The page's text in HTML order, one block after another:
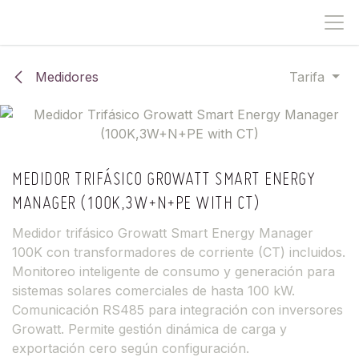
Medidores Tarifa
MEDIDOR TRIFÁSICO GROWATT SMART ENERGY
MANAGER (100K,3W+N+PE WITH CT)
Medidor trifásico Growatt Smart Energy Manager
100K con transformadores de corriente (CT) incluidos.
Monitoreo inteligente de consumo y generación para
sistemas solares comerciales de hasta 100 kW.
Comunicación RS485 para integración con inversores
Growatt. Permite gestión dinámica de carga y
exportación cero según configuración.